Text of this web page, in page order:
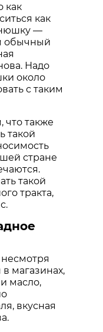
как
как
—
обычный
Надо
около
с таким
также
такой
стране
такой
тракта,
в магазинах,
масло,
вкусная